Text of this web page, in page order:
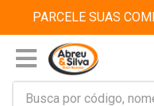
PARCELE SUAS